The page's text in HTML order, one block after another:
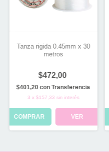
Tanza rigida 0.45mm x 30
metros
$472,00
$401,20con Transferencia
3 x$157,33 sin interés
COMPRAR VER